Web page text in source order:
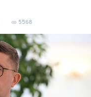
5568